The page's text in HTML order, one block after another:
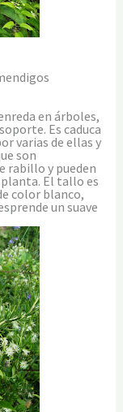
en árboles,
Es caduca
varias de ellas y
son
rabillo y pueden
El tallo es
color blanco,
un suave